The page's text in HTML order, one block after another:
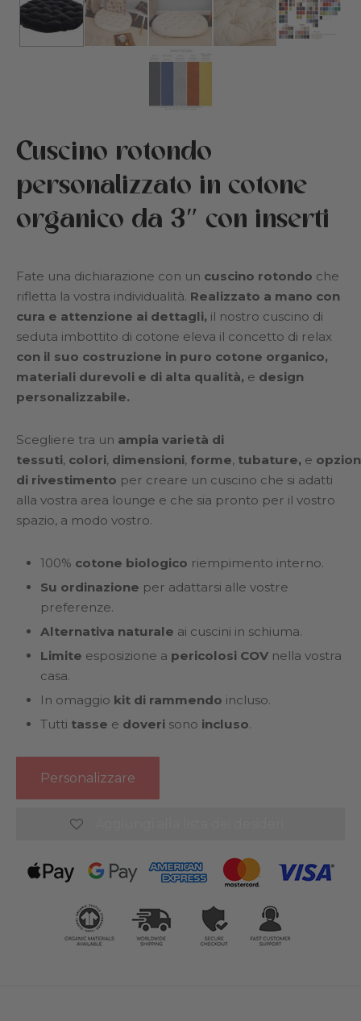
Cuscino rotondo
personalizzato in cotone
organico da 3″ con inserti
Fate una dichiarazione con un cuscino rotondo che
rifletta la vostra individualità. Realizzato a mano con
cura e attenzione ai dettagli, il nostro cuscino di
seduta imbottito di cotone eleva il concetto di relax
con il suo costruzione in puro cotone organico,
materiali durevoli e di alta qualità, e design
personalizzabile.
Scegliere tra un ampia varietà di
tessuti, colori, dimensioni, forme, tubature, e
di rivestimento per creare un cuscino che si adatti
alla vostra area lounge e che sia pronto per il vostro
spazio, a modo vostro.
100% cotone biologico riempimento interno.
Su ordinazione per adattarsi alle vostre
preferenze.
Alternativa naturale ai cuscini in schiuma.
Limite esposizione a pericolosi COV nella vostra
casa.
In omaggio kit di rammendo incluso.
Tutti tasse e doveri sono incluso.
Personalizzare
frequenti
e camerette
per animali domestici
e imbottiture in cotone
regalo